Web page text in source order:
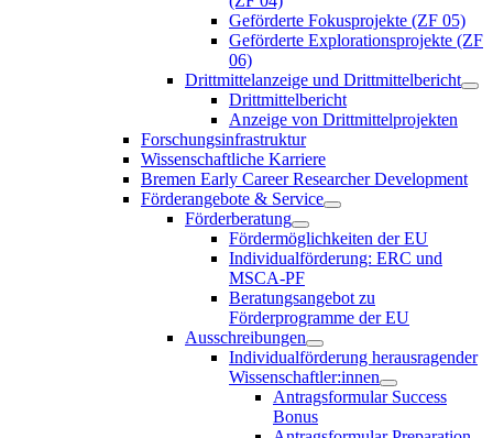
Geförderte Fokusprojekte (ZF 05)
Geförderte Explorationsprojekte (ZF
06)
Drittmittelanzeige und Drittmittelbericht
Drittmittelbericht
Anzeige von Drittmittelprojekten
Forschungsinfrastruktur
Wissenschaftliche Karriere
Bremen Early Career Researcher Development
Förderangebote & Service
Förderberatung
Fördermöglichkeiten der EU
Individualförderung: ERC und
MSCA-PF
Beratungsangebot zu
Förderprogramme der EU
Ausschreibungen
Individualförderung herausragender
Wissenschaftler:innen
Antragsformular Success
Bonus